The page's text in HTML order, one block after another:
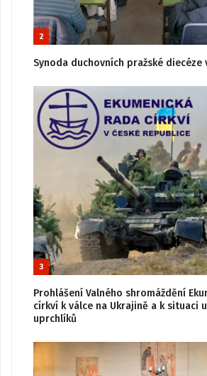
2
Synoda duchovních pražské diecéze
3
Prohlášení Valného shromáždění
církví k válce na Ukrajině a k situaci
uprchlíků